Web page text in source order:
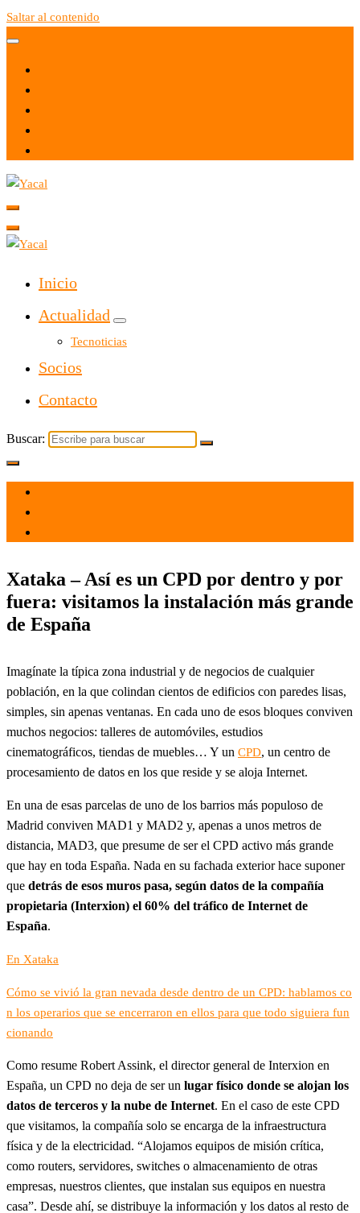
Saltar al contenido
Yacal micro hosting
Inicio
Actualidad
Tecnoticias
Socios
Contacto
Buscar:
Xataka – Así es un CPD por dentro y por
fuera: visitamos la instalación más grande
de España
Imagínate la típica zona industrial y de negocios de cualquier
población, en la que colindan cientos de edificios con paredes lisas,
simples, sin apenas ventanas. En cada uno de esos bloques conviven
muchos negocios: talleres de automóviles, estudios
cinematográficos, tiendas de muebles… Y un CPD, un centro de
procesamiento de datos en los que reside y se aloja Internet.
En una de esas parcelas de uno de los barrios más populoso de
Madrid conviven MAD1 y MAD2 y, apenas a unos metros de
distancia, MAD3, que presume de ser el CPD activo más grande
que hay en toda España. Nada en su fachada exterior hace suponer
que detrás de esos muros pasa, según datos de la compañía
propietaria (Interxion) el 60% del tráfico de Internet de
España.
En Xataka
Cómo se vivió la gran nevada desde dentro de un CPD: hablamos co
n los operarios que se encerraron en ellos para que todo siguiera fun
cionando
Como resume Robert Assink, el director general de Interxion en
España, un CPD no deja de ser un lugar físico donde se alojan los
datos de terceros y la nube de Internet. En el caso de este CPD
que visitamos, la compañía solo se encarga de la infraestructura
física y de la electricidad. “Alojamos equipos de misión crítica,
como routers, servidores, switches o almacenamiento de otras
empresas, nuestros clientes, que instalan sus equipos en nuestra
casa”. Desde ahí, se distribuye la información y los datos al resto de